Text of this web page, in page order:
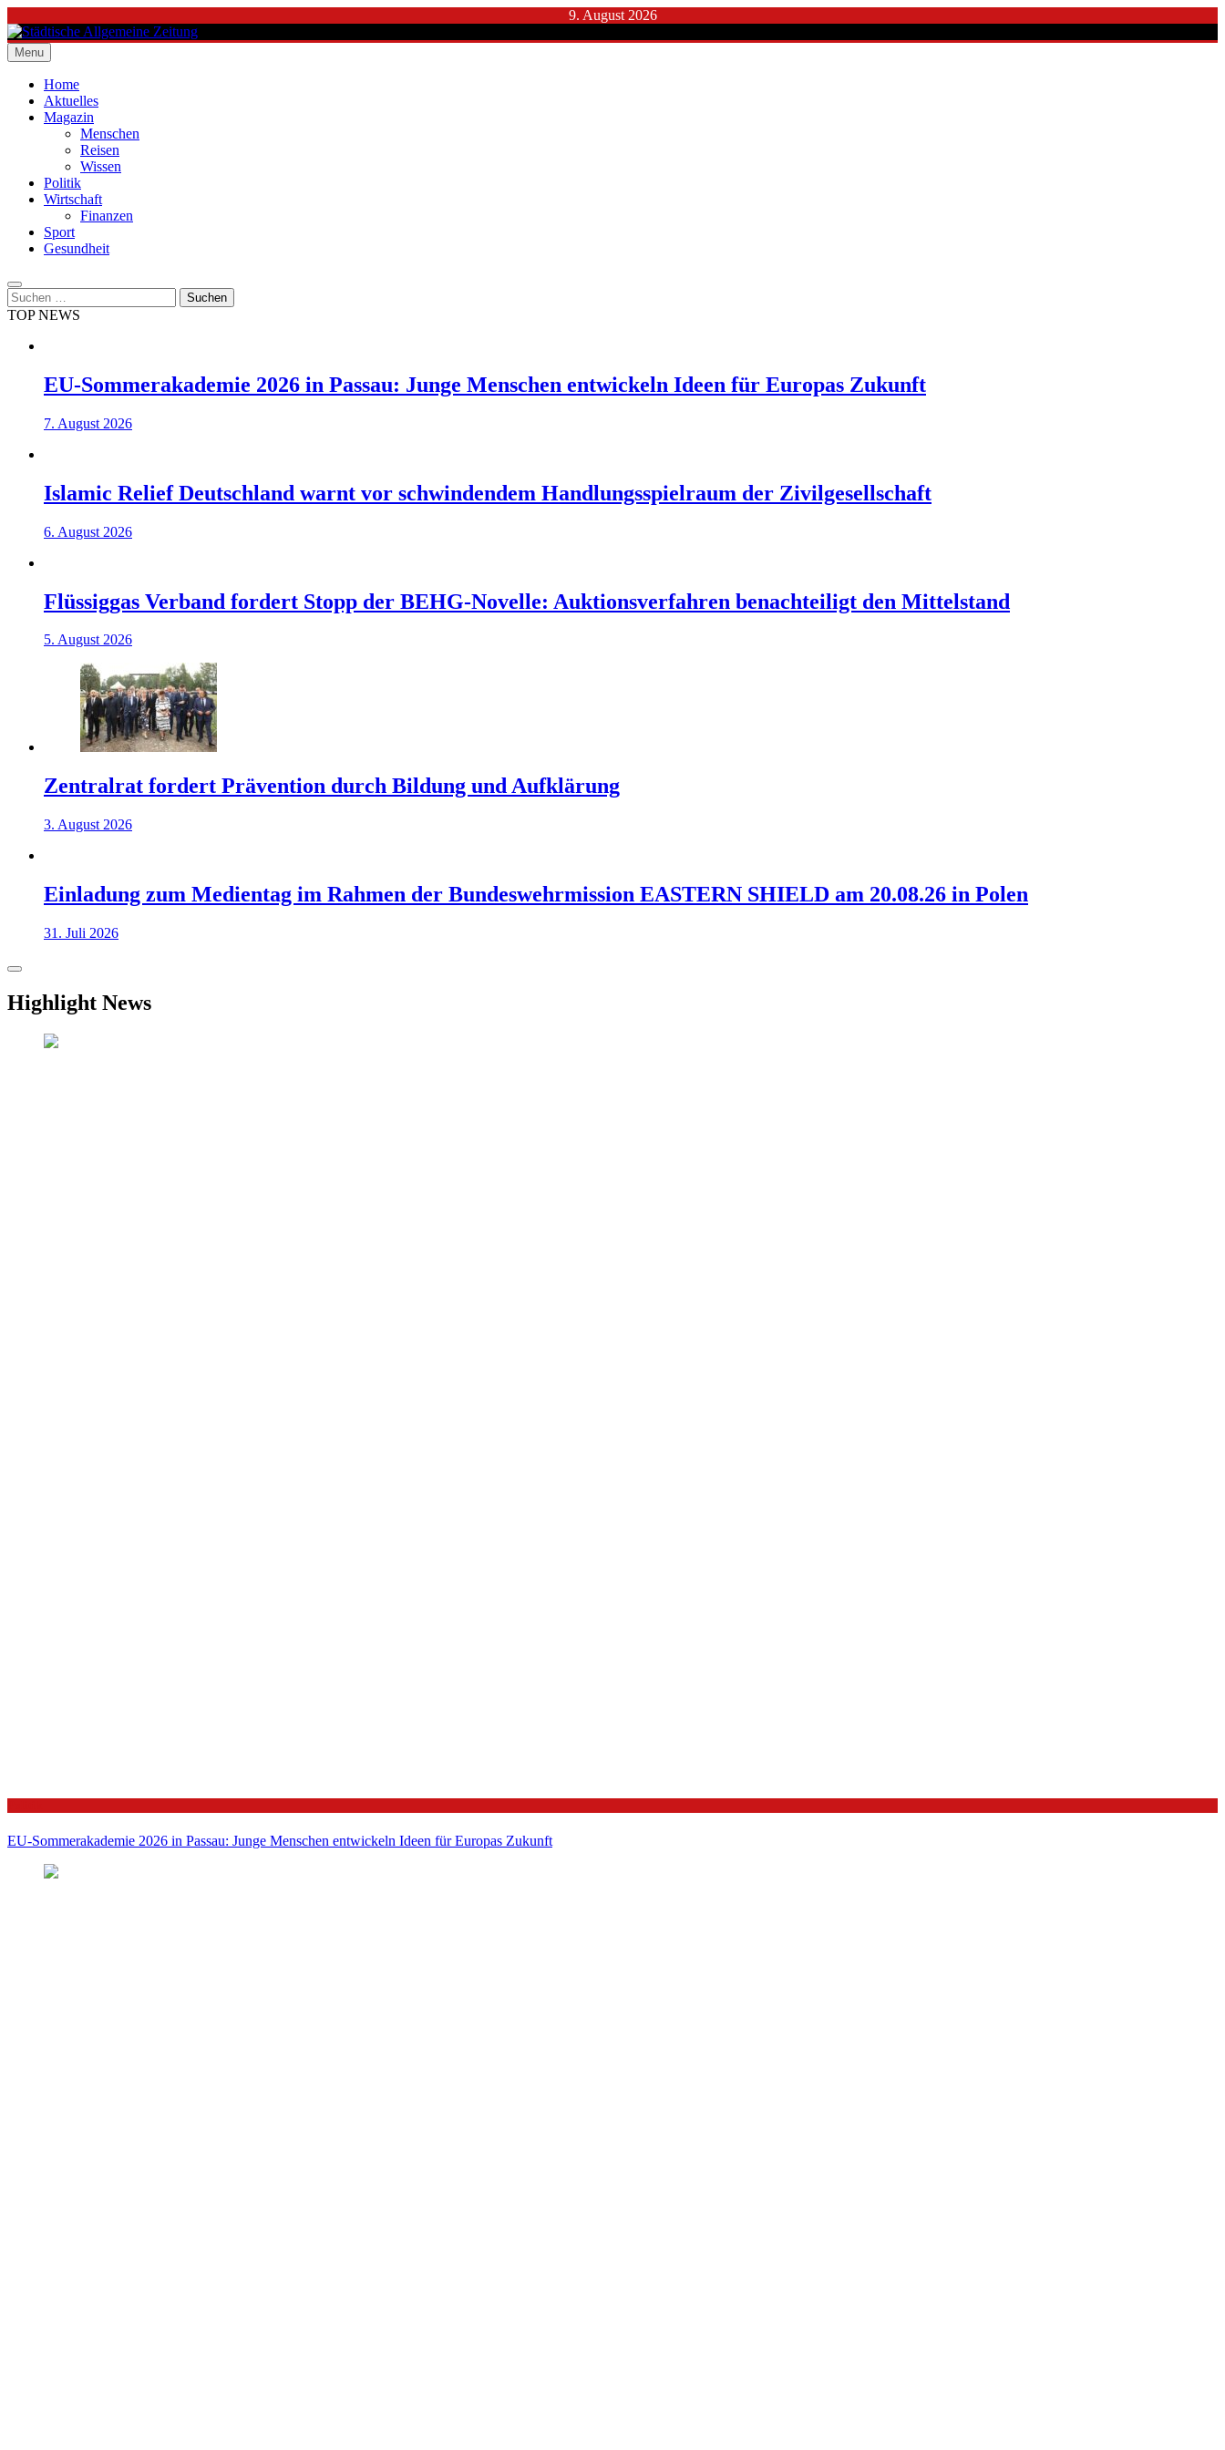
to
content
9. August 2026
Städtische Allgemeine Zeitung
Menu
Home
Aktuelles
Magazin
Menschen
Reisen
Wissen
Politik
Wirtschaft
Finanzen
Sport
Gesundheit
Suchen
nach:
TOP NEWS
EU-Sommerakademie 2026 in Passau: Junge Menschen entwickeln Ideen für Europas Zukunft
7. August 2026
Islamic Relief Deutschland warnt vor schwindendem Handlungsspielraum der Zivilgesellschaft
6. August 2026
Flüssiggas Verband fordert Stopp der BEHG-Novelle: Auktionsverfahren benachteiligt den Mittelstand
5. August 2026
Zentralrat fordert Prävention durch Bildung und Aufklärung
3. August 2026
Einladung zum Medientag im Rahmen der Bundeswehrmission EASTERN SHIELD am 20.08.26 in Polen
31. Juli 2026
Highlight News
EU-Sommerakademie 2026 in Passau: Junge Menschen entwickeln Ideen für Europas Zukunft